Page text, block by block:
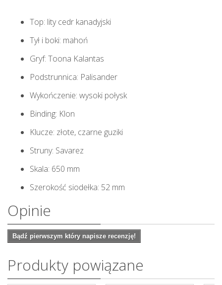
Top: lity cedr kanadyjski
Tył i boki: mahoń
Gryf: Toona Kalantas
Podstrunnica: Palisander
Wykończenie: wysoki połysk
Binding: Klon
Klucze: złote, czarne guziki
Struny: Savarez
Skala: 650 mm
Szerokość siodełka: 52 mm
Opinie
Bądź pierwszym który napisze recenzję!
Produkty powiązane